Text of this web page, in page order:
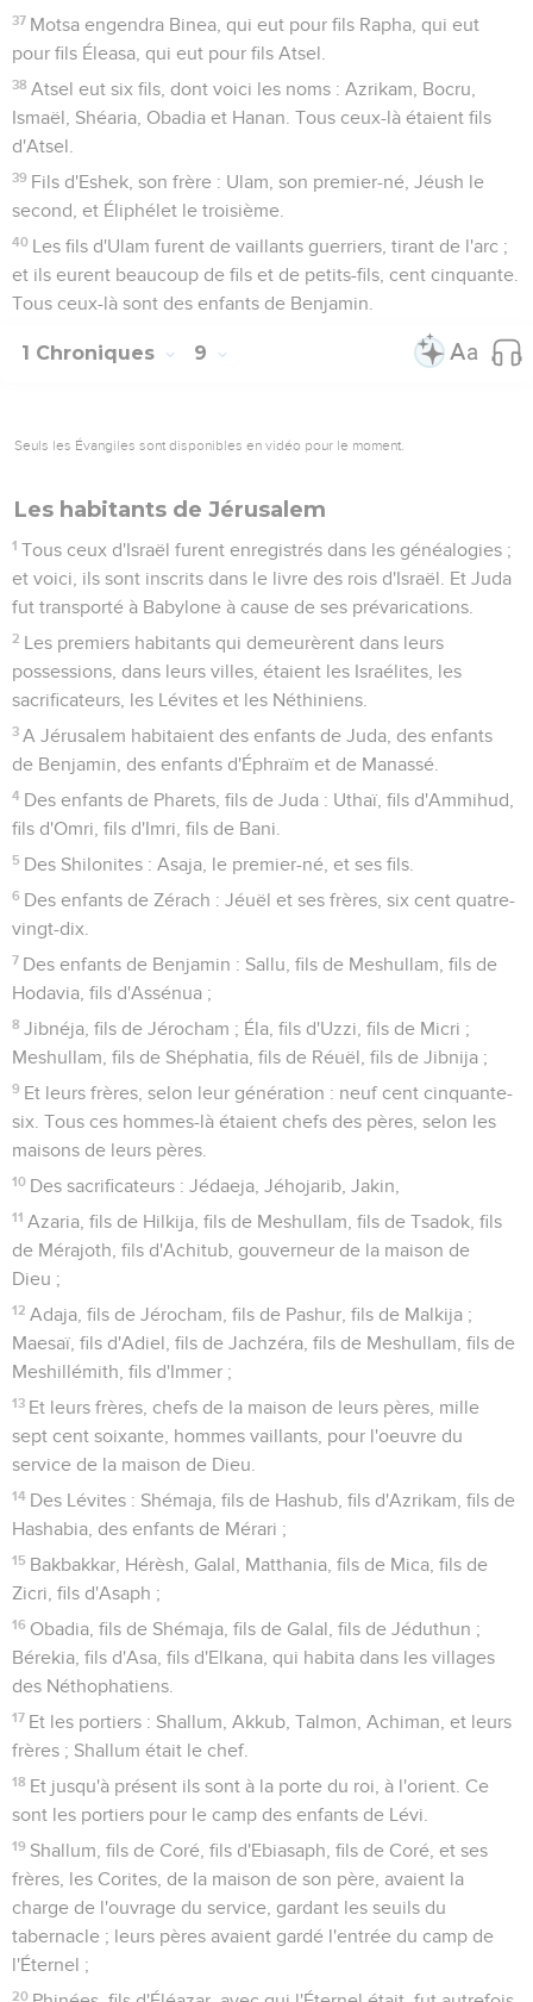
37 Motsa engendra Binea, qui eut pour fils Rapha, qui eut
pour fils Éleasa, qui eut pour fils Atsel.
38 Atsel eut six fils, dont voici les noms : Azrikam, Bocru,
Ismaël, Shéaria, Obadia et Hanan. Tous ceux-là étaient fils
d'Atsel.
39 Fils d'Eshek, son frère : Ulam, son premier-né, Jéush le
second, et Éliphélet le troisième.
40 Les fils d'Ulam furent de vaillants guerriers, tirant de l'arc ;
et ils eurent beaucoup de fils et de petits-fils, cent cinquante.
Tous ceux-là sont des enfants de Benjamin.
1 Chroniques 9
Seuls les Évangiles sont disponibles en vidéo pour le moment.
Les habitants de Jérusalem
1 Tous ceux d'Israël furent enregistrés dans les généalogies ;
et voici, ils sont inscrits dans le livre des rois d'Israël. Et Juda
fut transporté à Babylone à cause de ses prévarications.
2 Les premiers habitants qui demeurèrent dans leurs
possessions, dans leurs villes, étaient les Israélites, les
sacrificateurs, les Lévites et les Néthiniens.
3 A Jérusalem habitaient des enfants de Juda, des enfants
de Benjamin, des enfants d'Éphraïm et de Manassé.
4 Des enfants de Pharets, fils de Juda : Uthaï, fils d'Ammihud,
fils d'Omri, fils d'Imri, fils de Bani.
5 Des Shilonites : Asaja, le premier-né, et ses fils.
6 Des enfants de Zérach : Jéuël et ses frères, six cent quatre-
vingt-dix.
7 Des enfants de Benjamin : Sallu, fils de Meshullam, fils de
Hodavia, fils d'Assénua ;
8 Jibnéja, fils de Jérocham ; Éla, fils d'Uzzi, fils de Micri ;
Meshullam, fils de Shéphatia, fils de Réuël, fils de Jibnija ;
9 Et leurs frères, selon leur génération : neuf cent cinquante-
six. Tous ces hommes-là étaient chefs des pères, selon les
maisons de leurs pères.
10 Des sacrificateurs : Jédaeja, Jéhojarib, Jakin,
11 Azaria, fils de Hilkija, fils de Meshullam, fils de Tsadok, fils
de Mérajoth, fils d'Achitub, gouverneur de la maison de
Dieu ;
12 Adaja, fils de Jérocham, fils de Pashur, fils de Malkija ;
Maesaï, fils d'Adiel, fils de Jachzéra, fils de Meshullam, fils de
Meshillémith, fils d'Immer ;
13 Et leurs frères, chefs de la maison de leurs pères, mille
sept cent soixante, hommes vaillants, pour l'oeuvre du
service de la maison de Dieu.
14 Des Lévites : Shémaja, fils de Hashub, fils d'Azrikam, fils de
Hashabia, des enfants de Mérari ;
15 Bakbakkar, Hérèsh, Galal, Matthania, fils de Mica, fils de
Zicri, fils d'Asaph ;
16 Obadia, fils de Shémaja, fils de Galal, fils de Jéduthun ;
Bérekia, fils d'Asa, fils d'Elkana, qui habita dans les villages
des Néthophatiens.
17 Et les portiers : Shallum, Akkub, Talmon, Achiman, et leurs
frères ; Shallum était le chef.
18 Et jusqu'à présent ils sont à la porte du roi, à l'orient. Ce
sont les portiers pour le camp des enfants de Lévi.
19 Shallum, fils de Coré, fils d'Ebiasaph, fils de Coré, et ses
frères, les Corites, de la maison de son père, avaient la
charge de l'ouvrage du service, gardant les seuils du
tabernacle ; leurs pères avaient gardé l'entrée du camp de
l'Éternel ;
20